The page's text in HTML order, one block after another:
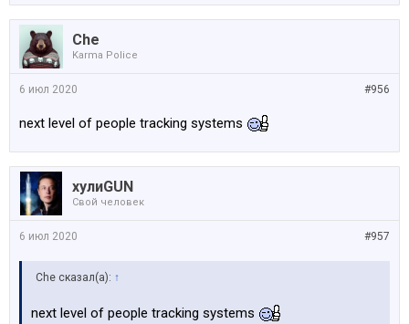
Che
Karma Police
#956
6 июл 2020
next level of people tracking systems
хулиGUN
Свой человек
#957
6 июл 2020
Che сказал(а): ↑
next level of people tracking systems